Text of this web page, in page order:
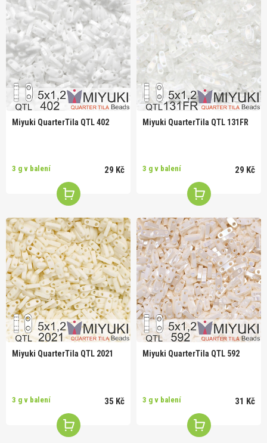
Miyuki QuarterTila QTL 402
3 g v balení 29 Kč
Miyuki QuarterTila QTL 131FR
3 g v balení 29 Kč
Miyuki QuarterTila QTL 2021
3 g v balení 35 Kč
Miyuki QuarterTila QTL 592
3 g v balení 31 Kč